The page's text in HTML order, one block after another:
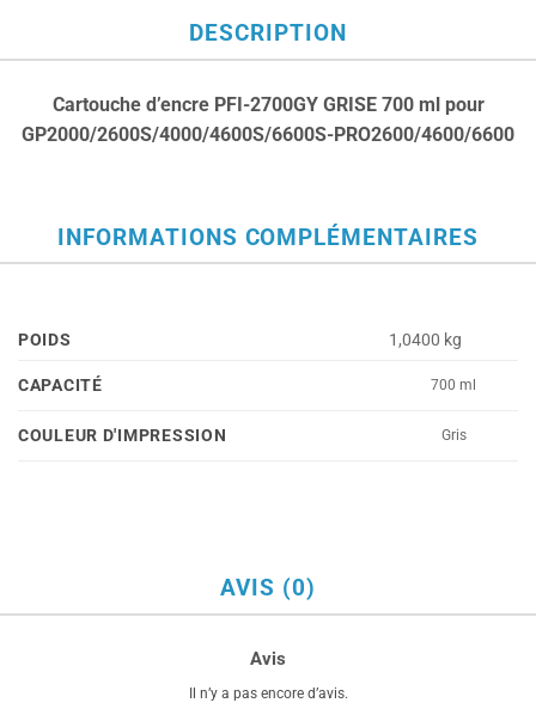
DESCRIPTION
Cartouche d’encre PFI-2700GY GRISE 700 ml pour
GP2000/2600S/4000/4600S/6600S-PRO2600/4600/6600
INFORMATIONS COMPLÉMENTAIRES
POIDS 1,0400 kg
CAPACITÉ 700 ml
COULEUR D'IMPRESSION Gris
AVIS (0)
Avis
Il n’y a pas encore d’avis.